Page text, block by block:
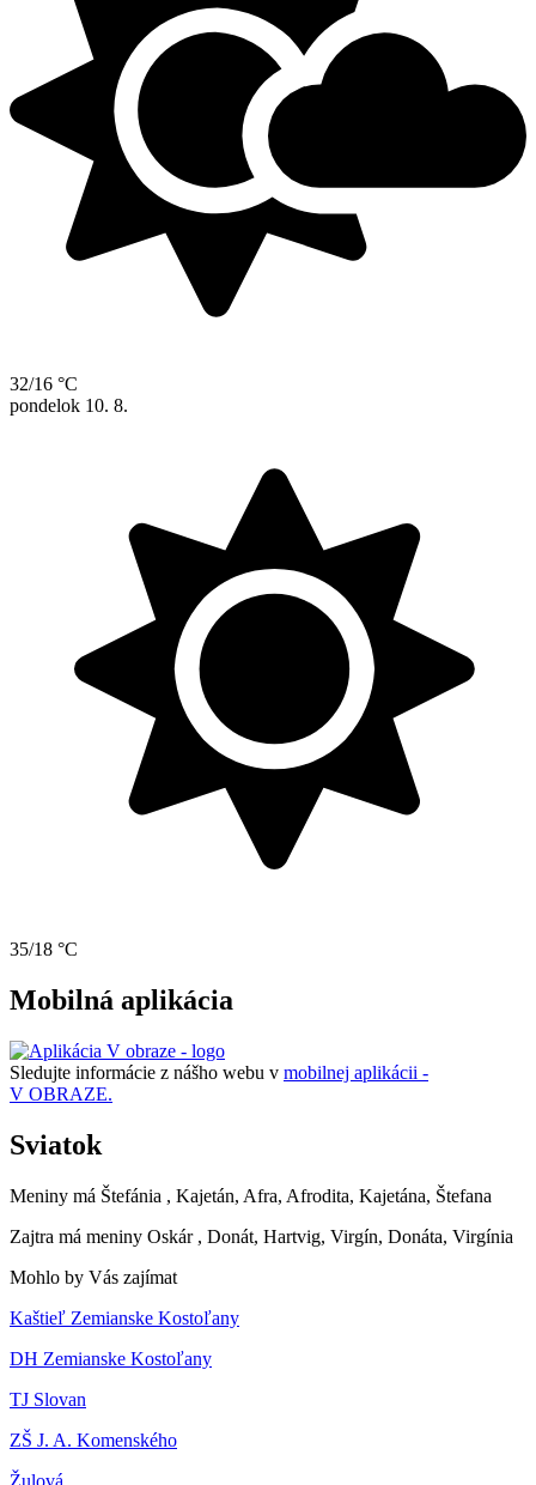
32/16 °C
pondelok 10. 8.
35/18 °C
Mobilná aplikácia
Sledujte informácie z nášho webu v mobilnej aplikácii -
V OBRAZE.
Sviatok
Meniny má Štefánia , Kajetán, Afra, Afrodita, Kajetána, Štefana
Zajtra má meniny Oskár , Donát, Hartvig, Virgín, Donáta, Virgínia
Mohlo by Vás zajímat
Kaštieľ Zemianske Kostoľany
DH Zemianske Kostoľany
TJ Slovan
ZŠ J. A. Komenského
Žulová